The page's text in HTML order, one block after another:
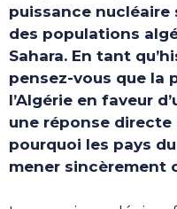
puissance
des populations
Sahara. En tant
pensez-vous que la
l’Algérie en faveur
une réponse directe
pourquoi les pays
mener sincèrement